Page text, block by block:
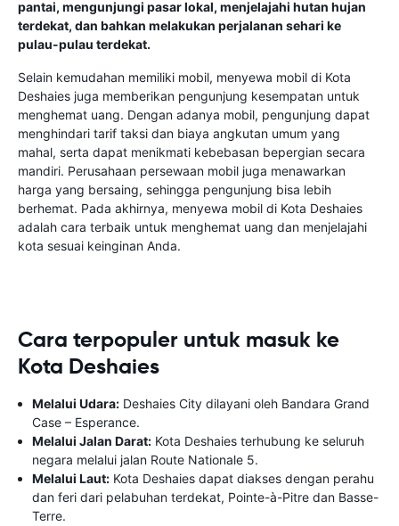
pantai, mengunjungi pasar lokal, menjelajahi hutan hujan
terdekat, dan bahkan melakukan perjalanan sehari ke
pulau-pulau terdekat.
Selain kemudahan memiliki mobil, menyewa mobil di Kota
Deshaies juga memberikan pengunjung kesempatan untuk
menghemat uang. Dengan adanya mobil, pengunjung dapat
menghindari tarif taksi dan biaya angkutan umum yang
mahal, serta dapat menikmati kebebasan bepergian secara
mandiri. Perusahaan persewaan mobil juga menawarkan
harga yang bersaing, sehingga pengunjung bisa lebih
berhemat. Pada akhirnya, menyewa mobil di Kota Deshaies
adalah cara terbaik untuk menghemat uang dan menjelajahi
kota sesuai keinginan Anda.
Cara terpopuler untuk masuk ke
Kota Deshaies
Melalui Udara: Deshaies City dilayani oleh Bandara Grand
Case – Esperance.
Melalui Jalan Darat: Kota Deshaies terhubung ke seluruh
negara melalui jalan Route Nationale 5.
Melalui Laut: Kota Deshaies dapat diakses dengan perahu
dan feri dari pelabuhan terdekat, Pointe-à-Pitre dan Basse-
Terre.